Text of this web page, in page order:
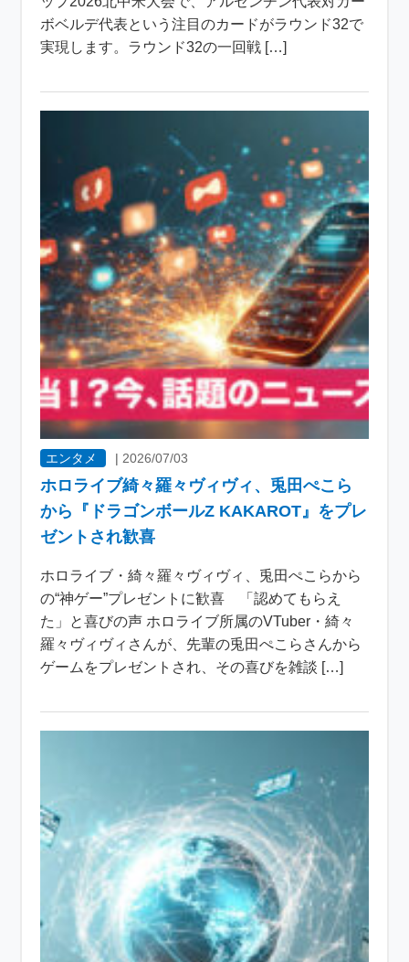
ボベルデ代表という注目のカードがラウンド32で
実現します。ラウンド32の一回戦 […]
エンタメ | 2026/07/03
ホロライブ綺々羅々ヴィヴィ、兎田ぺこら
から『ドラゴンボールZ KAKAROT』をプレ
ゼントされ歓喜
ホロライブ・綺々羅々ヴィヴィ、兎田ぺこらから
の“神ゲー”プレゼントに歓喜 「認めてもらえ
た」と喜びの声 ホロライブ所属のVTuber・綺々
羅々ヴィヴィさんが、先輩の兎田ぺこらさんから
ゲームをプレゼントされ、その喜びを雑談 […]